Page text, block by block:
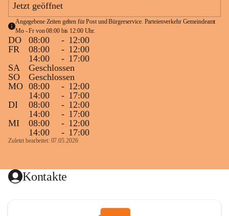
Jetzt geöffnet
Angegebene Zeiten gelten für Post und Bürgerservice. Parteienverkehr Gemeindeamt
Mo - Fr von 08:00 bis 12:00 Uhr.
DO 08:00 - 12:00
FR
08:00 - 12:00
14:00
- 17:00
SA
Geschlossen
SO
Geschlossen
MO 08:00 - 12:00
14:00
- 17:00
DI
08:00 - 12:00
14:00
- 17:00
MI
08:00 - 12:00
14:00
- 17:00
Zuletzt bearbeitet: 07.05.2026
Kontakte